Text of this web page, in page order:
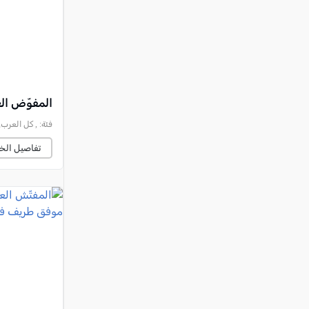
المفوّض
فئة: , كل العرب, 2025-06-17 21:11:11
تفاصيل